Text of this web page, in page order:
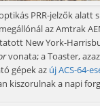
PRR-jelzők alatt
az Amtrak
New York-
vonata; a Toaster,
gépek az új ACS-64-
kiszorulnak a napi